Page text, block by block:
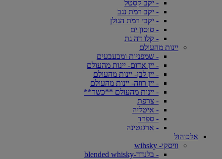
- יקב קסטל
- יקב רמת נגב
- יקבי רמת הגולן
- סוסון ים
- קלו דה גת
יינות מהעולם
- שמפניות ומבעבעים
- יין אדום- יינות מהעולם
- יין לבן- יינות מהעולם
- יין רוזה- יינות מהעולם
- יינות מהעולם **כשר**
- צרפת
- איטליה
- ספרד
- ארגנטינה
אלכוהול
וויסקי- wihsky
- בלנדד-blended whisky